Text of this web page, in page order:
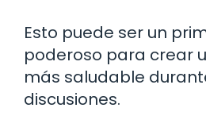
Esto puede ser un
poderoso para crear
más saludable
discusiones.